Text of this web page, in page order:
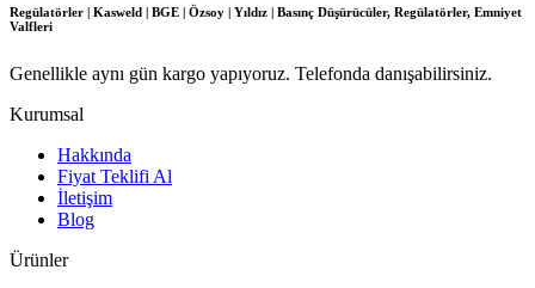
Regülatörler | Kasweld | BGE | Özsoy | Yıldız | Basınç Düşürücüler, Regülatörler, Emniyet
Valfleri
Genellikle aynı gün kargo yapıyoruz. Telefonda danışabilirsiniz.
Kurumsal
Hakkında
Fiyat Teklifi Al
İletişim
Blog
Ürünler